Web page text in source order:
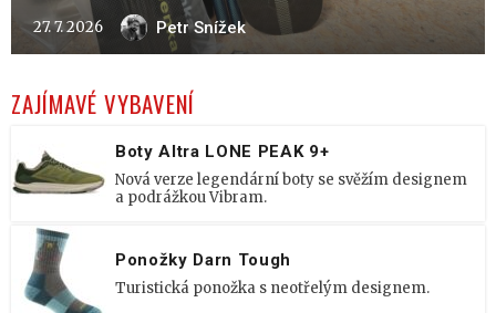
27. 7. 2026 Petr Snížek
ZAJÍMAVÉ VYBAVENÍ
Boty Altra LONE PEAK 9+
Nová verze legendární boty se svěžím designem
a podrážkou Vibram.
Ponožky Darn Tough
Turistická ponožka s neotřelým designem.